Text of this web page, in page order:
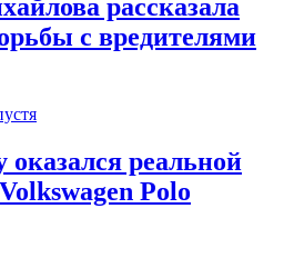
рассказала
с вредителями
реальной
Polo